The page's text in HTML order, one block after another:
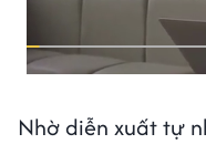
Nhờ diễn xuất tự